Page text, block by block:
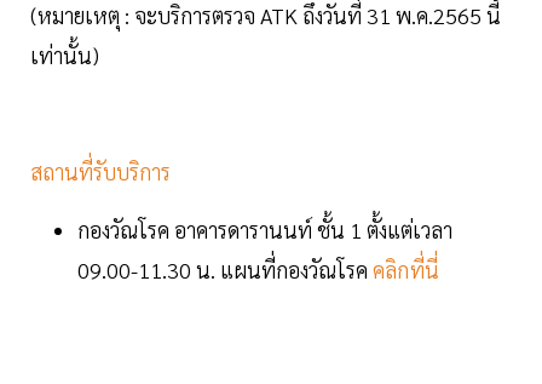
(หมายเหตุ​ : จะบริการตรวจ​ ATK​ ถึงวันที่​ 31 พ.ค.2565​ นี้
เท่านั้น)​
สถานที่รับบริการ
กองวัณโรค อาคารดารานนท์ ชั้น 1 ตั้งแต่เวลา
09.00-11.30 น. แผนที่กองวัณโรค คลิกที่นี่